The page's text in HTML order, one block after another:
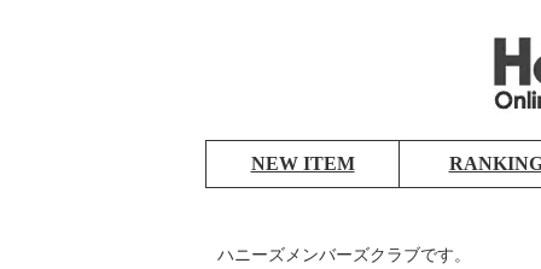
NEW ITEM
ハニーズメンバーズクラブです。